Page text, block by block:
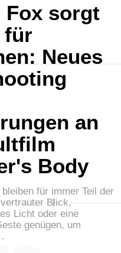
Fox sorgt
für
Neues
an
Body
für immer Teil der
Blick,
Licht oder eine
genügen, um